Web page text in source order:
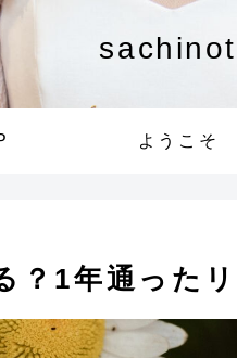
ようこそ
？1年通った